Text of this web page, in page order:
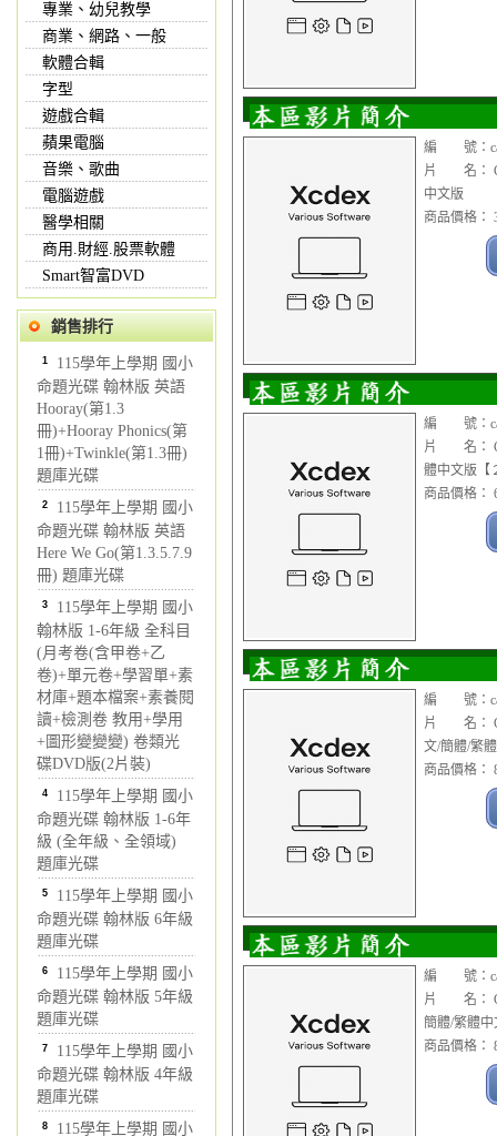
專業、幼兒教學
商業、網路、一般
軟體合輯
字型
遊戲合輯
蘋果電腦
音樂、歌曲
電腦遊戲
醫學相關
商用.財經.股票軟體
Smart智富DVD
銷售排行
1 115學年上學期 國小
命題光碟 翰林版 英語
Hooray(第1.3
冊)+Hooray Phonics(第
1冊)+Twinkle(第1.3冊)
題庫光碟
2 115學年上學期 國小
命題光碟 翰林版 英語
Here We Go(第1.3.5.7.9
冊) 題庫光碟
3 115學年上學期 國小
翰林版 1-6年級 全科目
(月考卷(含甲卷+乙
卷)+單元卷+學習單+素
材庫+題本檔案+素養閱
讀+檢測卷 教用+學用
+圖形變變變) 卷類光
碟DVD版(2片裝)
4 115學年上學期 國小
命題光碟 翰林版 1-6年
級 (全年級、全領域)
題庫光碟
5 115學年上學期 國小
命題光碟 翰林版 6年級
題庫光碟
6 115學年上學期 國小
命題光碟 翰林版 5年級
題庫光碟
7 115學年上學期 國小
命題光碟 翰林版 4年級
題庫光碟
8 115學年上學期 國小
編 號：
片 名：
中文版
商品價格：
編 號：
片 名：
體中文版【
商品價格：
編 號：
片 名：
文/簡體/繁
商品價格：
編 號：
片 名：
簡體/繁體
商品價格：